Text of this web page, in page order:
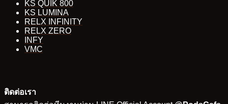
KS QUIK 800
KS LUMINA
RELX INFINITY
RELX ZERO
INFY
VMC
ติดต่อเรา